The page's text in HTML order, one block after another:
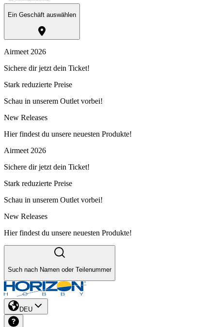
Ein Geschäft auswählen
Airmeet 2026
Sichere dir jetzt dein Ticket!
Stark reduzierte Preise
Schau in unserem Outlet vorbei!
New Releases
Hier findest du unsere neuesten Produkte!
Airmeet 2026
Sichere dir jetzt dein Ticket!
Stark reduzierte Preise
Schau in unserem Outlet vorbei!
New Releases
Hier findest du unsere neuesten Produkte!
Such nach Namen oder Teilenummer
DEU